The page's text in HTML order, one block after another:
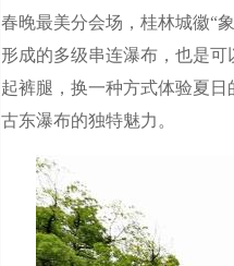
春晚最美分会场，桂林城徽“
形成的多级串连瀑布，也是
起裤腿，换一种方式体验夏
古东瀑布的独特魅力。